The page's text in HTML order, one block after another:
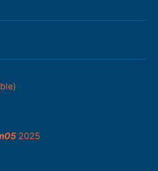
2025